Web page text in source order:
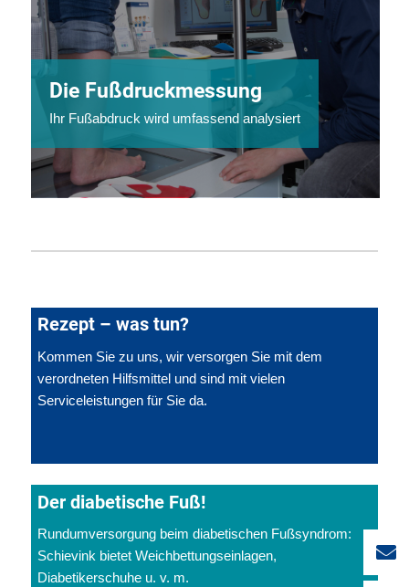
Die Fußdruckmessung
Ihr Fußabdruck wird umfassend analysiert
Rezept – was tun?
Kommen Sie zu uns, wir versorgen Sie mit dem
verordneten Hilfsmittel und sind mit vielen
Serviceleistungen für Sie da.
Der diabetische Fuß!
Rundumversorgung beim diabetischen Fußsyndrom:
Schievink bietet Weichbettungseinlagen,
Diabetikerschuhe u. v. m.